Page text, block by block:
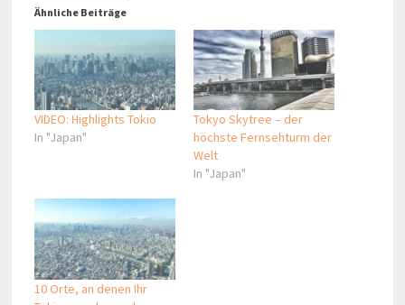
Ähnliche Beiträge
VIDEO: Highlights Tokio
In "Japan"
Tokyo Skytree – der
höchste Fernsehturm der
Welt
In "Japan"
10 Orte, an denen Ihr